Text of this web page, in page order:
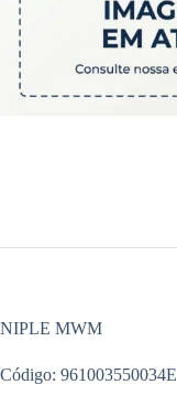
NIPLE MWM
Código: 961003550034E